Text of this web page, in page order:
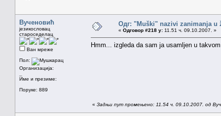
Вученовић
језикословац
староседелац
Ван мреже
Пол:
Организација:
Име и презиме:
Поруке: 889
Одг: "Muški" nazivi zanimanja u
« Одговор #218 у: 11.51 ч. 09.10.2007. »
Hmm... izgleda da sam ja usamljen u
« Задњи пут промењено: 11.54 ч. 09.10.2007. од